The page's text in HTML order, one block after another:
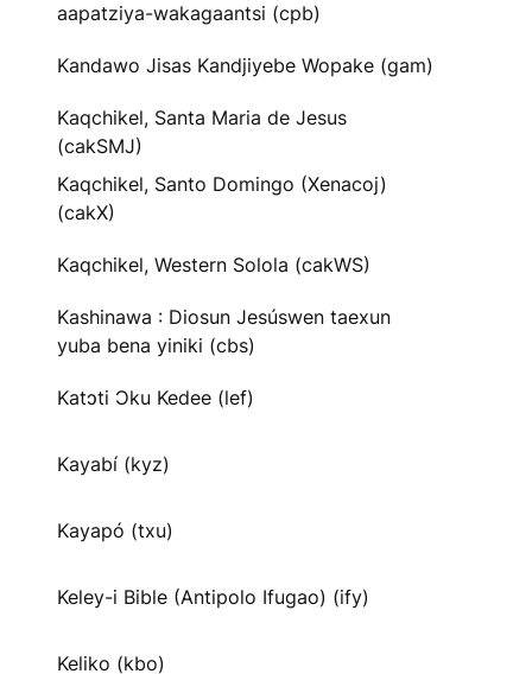
aapatziya-wakagaantsi (cpb)
Kandawo Jisas Kandjiyebe Wopake (gam)
Kaqchikel, Santa Maria de Jesus
(cakSMJ)
Kaqchikel, Santo Domingo (Xenacoj)
(cakX)
Kaqchikel, Western Solola (cakWS)
Kashinawa : Diosun Jesúswen taexun
yuba bena yiniki (cbs)
Katɔti Ɔku Kedee (lef)
Kayabí (kyz)
Kayapó (txu)
Keley-i Bible (Antipolo Ifugao) (ify)
Keliko (kbo)